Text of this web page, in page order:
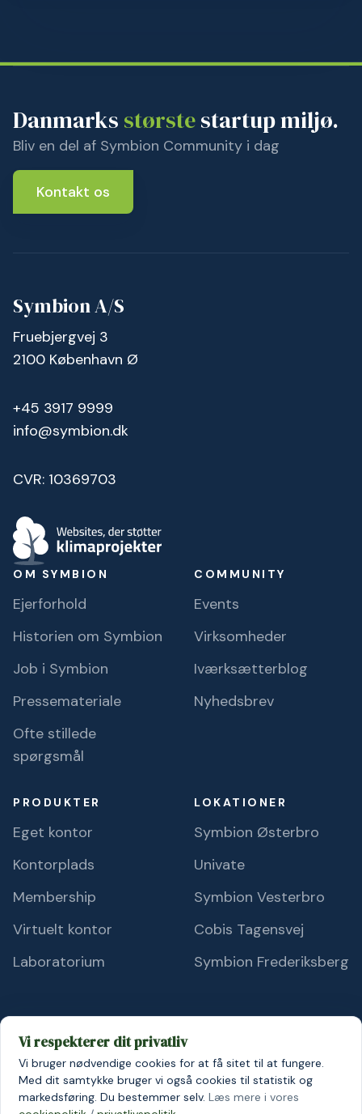
Danmarks størstestartup miljø.
Bliv en del af Symbion Community i dag
Kontakt os
Symbion A/S
Fruebjergvej 3
2100 København Ø
+45 3917 9999
info@symbion.dk
CVR: 10369703
OM SYMBION
Ejerforhold
Historien om Symbion
Job i Symbion
Pressemateriale
Ofte stillede
spørgsmål
COMMUNITY
Events
Virksomheder
Iværksætterblog
Nyhedsbrev
PRODUKTER
Eget kontor
Kontorplads
Membership
Virtuelt kontor
Laboratorium
LOKATIONER
Symbion Østerbro
Univate
Symbion Vesterbro
Cobis Tagensvej
Symbion Frederiksberg
© 2026 Symbion A/S Persondatapolitik Cookiepolitik
Vi respekterer dit privatliv
Vi bruger nødvendige cookies for at få sitet til at fungere.
Med dit samtykke bruger vi også cookies til statistik og
markedsføring. Du bestemmer selv. Læs mere i vores